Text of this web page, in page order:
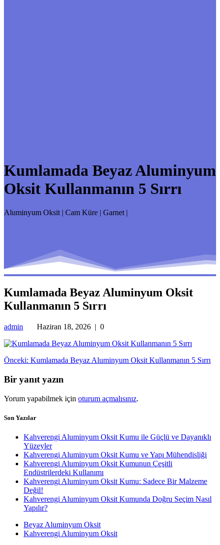
Kumlamada Beyaz Aluminyum
Oksit Kullanmanın 5 Sırrı
Aluminyum Oksit | Cam Küre | Garnet |
Kumlamada Beyaz Aluminyum Oksit
Kullanmanın 5 Sırrı
admin Haziran 18, 2026 | 0
Yazı
gezinmesi
Önceki: Önceki
Kumlamada Beyaz Aluminyum Oksit Kullanmanın 5 Sırrı
Bir yanıt yazın
Yorum yapabilmek için oturum açmalısınız.
Son Yazılar
Kahverengi Aluminyum Oksit Kumu ile Güçlü ve Dayanıklı
Yüzeyler
Kahverengi Aluminyum Oksit Kumu ve Yapı Mühendisliği
Kahverengi Aluminyum Oksit Kumunun Çeşitli
Endüstrilerdeki Kullanımı
Kahverengi Aluminyum Oksit Kumu: Sadece Bir Malzeme
Değil!
Kahverengi Aluminyum Oksit Kumunda Doğru Seçim Nasıl
Yapılır?
Beyaz Aluminyum Oksit
Kahverengi Aluminyum Oksit